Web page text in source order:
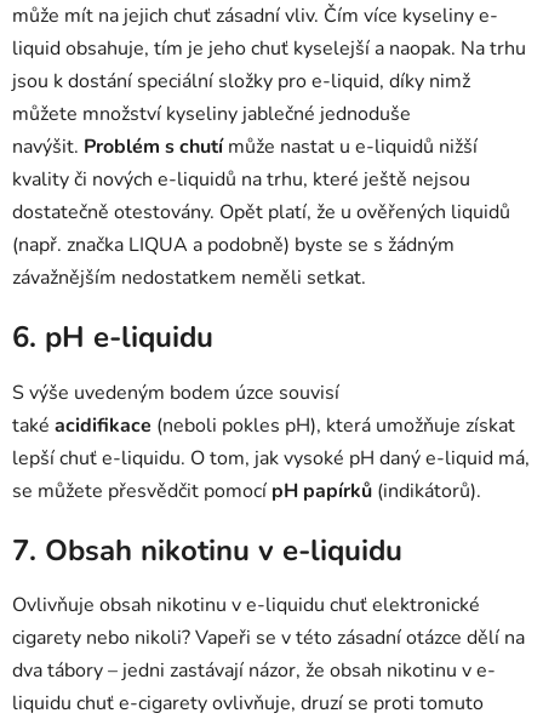
může mít na jejich chuť zásadní vliv. Čím více kyseliny e-
liquid obsahuje, tím je jeho chuť kyselejší a naopak. Na trhu
jsou k dostání speciální složky pro e-liquid, díky nimž
můžete množství kyseliny jablečné jednoduše
navýšit. Problém s chutí může nastat u e-liquidů nižší
kvality či nových e-liquidů na trhu, které ještě nejsou
dostatečně otestovány. Opět platí, že u ověřených liquidů
(např. značka LIQUA a podobně) byste se s žádným
závažnějším nedostatkem neměli setkat.
6. pH e-liquidu
S výše uvedeným bodem úzce souvisí
také acidifikace (neboli pokles pH), která umožňuje získat
lepší chuť e-liquidu. O tom, jak vysoké pH daný e-liquid má,
se můžete přesvědčit pomocí pH papírků (indikátorů).
7. Obsah nikotinu v e-liquidu
Ovlivňuje obsah nikotinu v e-liquidu chuť elektronické
cigarety nebo nikoli? Vapeři se v této zásadní otázce dělí na
dva tábory – jedni zastávají názor, že obsah nikotinu v e-
liquidu chuť e-cigarety ovlivňuje, druzí se proti tomuto